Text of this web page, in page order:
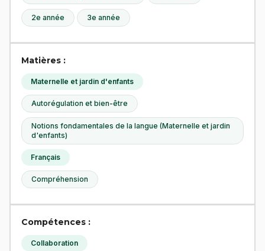
2e année 3e année
Matières :
Maternelle et jardin d'enfants
Autorégulation et bien-être
Notions fondamentales de la langue (Maternelle et jardin
d'enfants)
Français
Compréhension
Compétences :
Collaboration